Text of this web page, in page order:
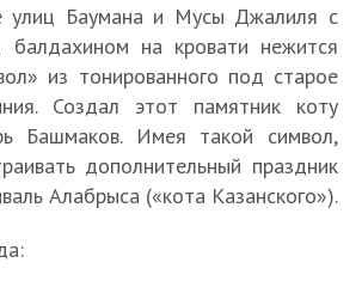
улиц Баумана и Мусы Джалиля с
на кровати нежится
из тонированного под старое
Создал этот памятник коту
Башмаков. Имея такой символ,
дополнительный праздник
Алабрыса («кота Казанского»).